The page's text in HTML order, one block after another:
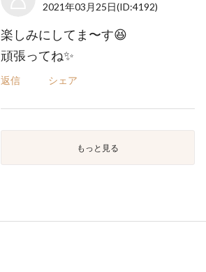
2021年03月25日(ID:4192)
楽しみにしてま〜す😆
頑張ってね✨
返信 シェア
もっと見る